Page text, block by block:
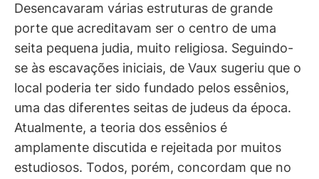
Desencavaram várias estruturas de grande
porte que acreditavam ser o centro de uma
seita pequena judia, muito religiosa. Seguindo-
se às escavações iniciais, de Vaux sugeriu que o
local poderia ter sido fundado pelos essênios,
uma das diferentes seitas de judeus da época.
Atualmente, a teoria dos essênios é
amplamente discutida e rejeitada por muitos
estudiosos. Todos, porém, concordam que no